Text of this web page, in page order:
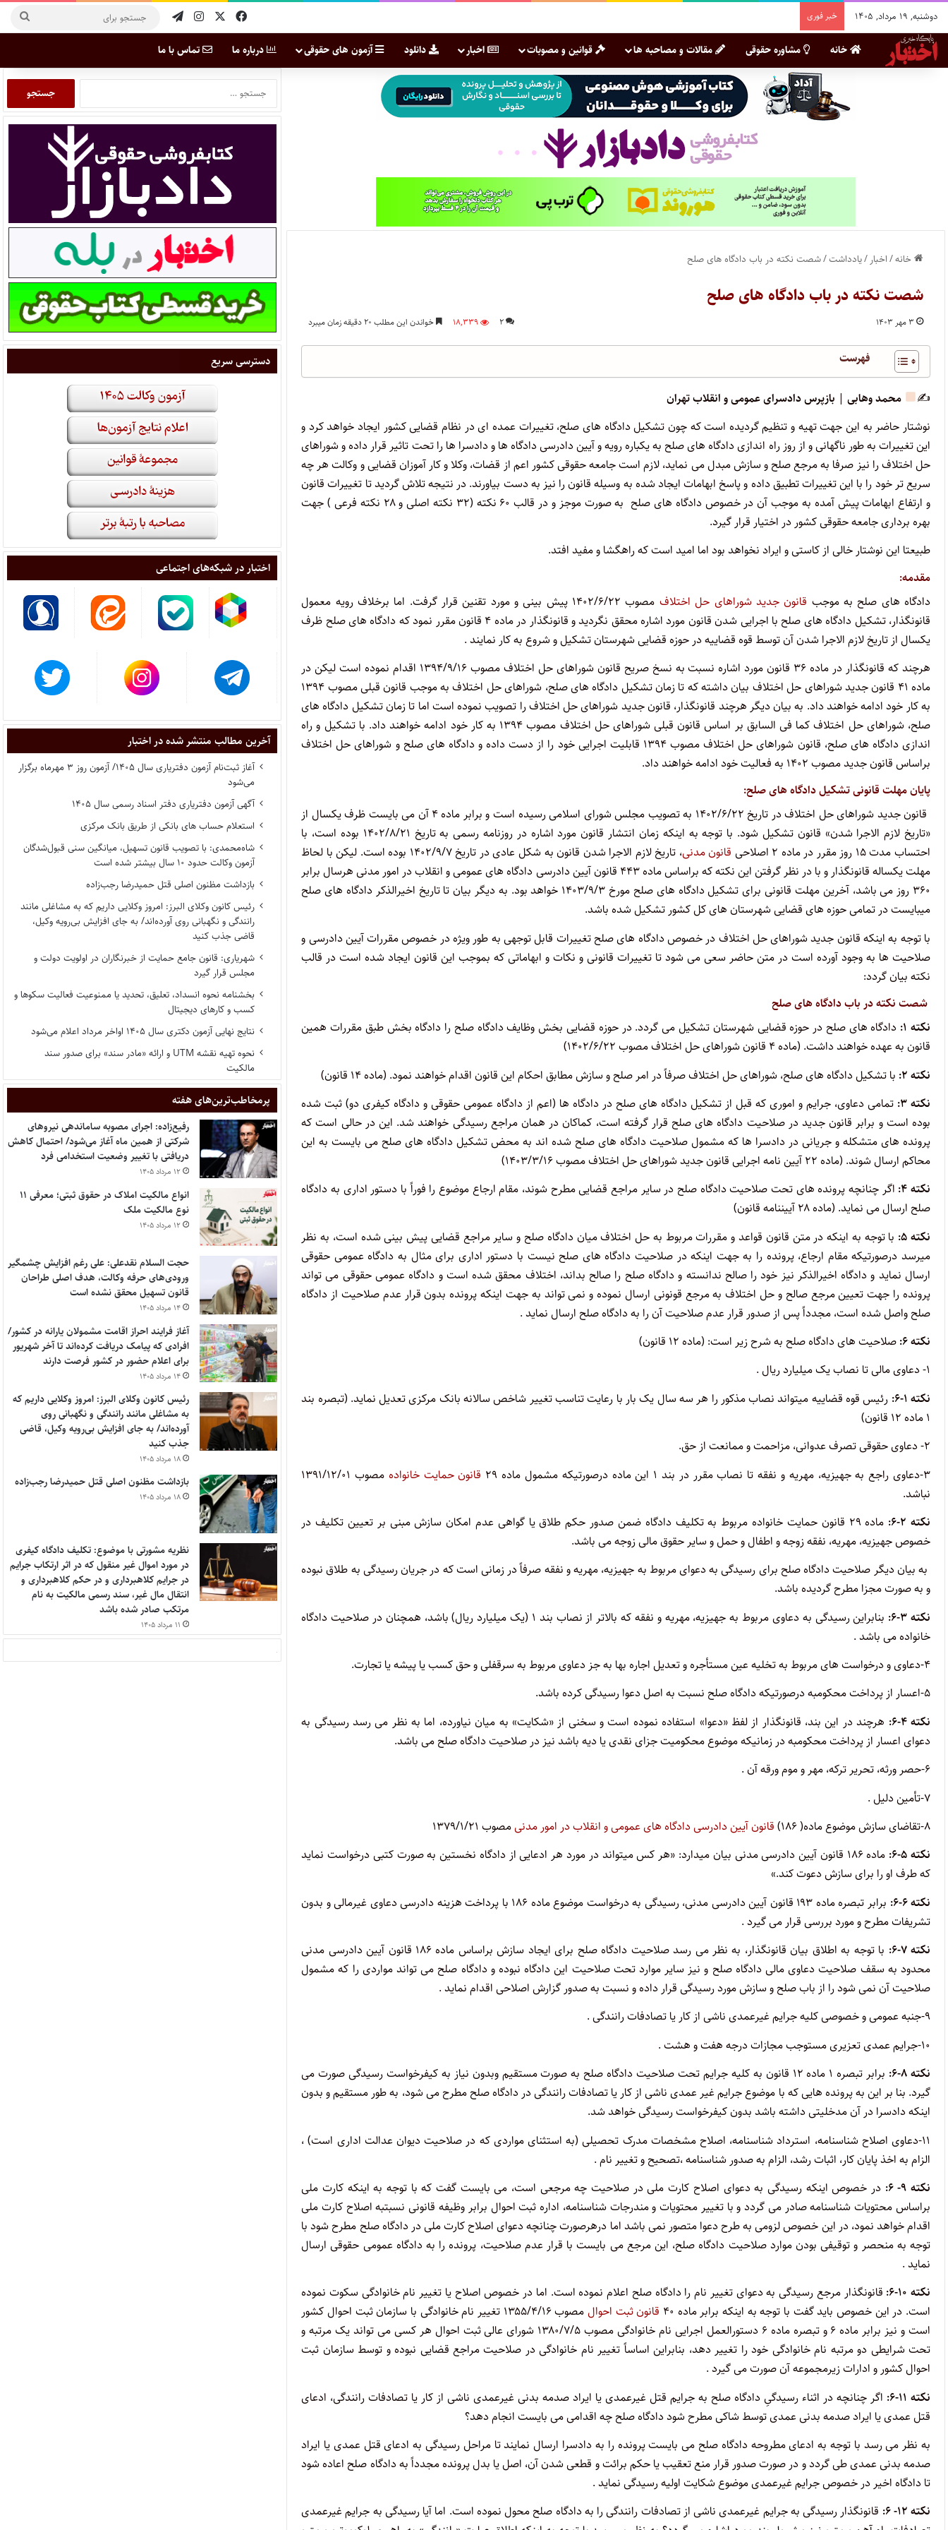
دوشنبه, ۱۹ مرداد, ۱۴۰۵ خبر فوری
خانه مشاوره حقوقی مقالات و مصاحبه ها قوانین و مصوبات اخبار دانلود آزمون های حقوقی درباره ما تماس با ما
خانه/اخبار /یادداشت/شصت نکته در باب دادگاه های صلح
شصت نکته در باب دادگاه های صلح
۳ مهر ۱۴۰۳ ۲ ۱۸,۳۳۹ خواندن این مطلب ۲۰ دقیقه زمان میبرد
فهرست
✍ محمد وهابی | بازپرس دادسرای عمومی و انقلاب تهران
نوشتار حاضر به این جهت تهیه و تنظیم گردیده است که چون تشکیل دادگاه های صلح، تغییرات عمده ای در نظام قضایی کشور ایجاد خواهد کرد و
این تغییرات به طور ناگهانی و از روز راه اندازی دادگاه های صلح به یکباره رویه و آیین دادرسی دادگاه ها و دادسرا ها را تحت تاثیر قرار داده و شوراهای
حل اختلاف را نیز صرفا به مرجع صلح و سازش مبدل می نماید، لازم است جامعه حقوقی کشور اعم از قضات، وکلا و کار آموزان قضایی و وکالت هر چه
سریع تر خود را با این تغییرات تطبیق داده و پاسخ ابهامات ایجاد شده به وسیله قانون را نیز به دست بیاورند. در نتیجه تلاش گردید تا تغییرات قانون
و ارتفاع ابهامات پیش آمده به موجب آن در خصوص دادگاه های صلح به صورت موجز و در قالب ۶۰ نکته (۳۲ نکته اصلی و ۲۸ نکته فرعی ) جهت
بهره برداری جامعه حقوقی کشور در اختیار قرار گیرد.
طبیعتا این نوشتار خالی از کاستی و ایراد نخواهد بود اما امید است که راهگشا و مفید افتد.
مقدمه:
دادگاه های صلح به موجب قانون جدید شوراهای حل اختلاف
مصوب ۱۴۰۲/۶/۲۲ پیش بینی و مورد تقنین قرار گرفت. اما برخلاف رویه معمول
قانونگذار، تشکیل دادگاه های صلح با اجرایی شدن قانون مورد اشاره محقق نگردید و قانونگذار در ماده ۴ قانون مقرر نمود که دادگاه های صلح ظرف
یکسال از تاریخ لازم الاجرا شدن آن توسط قوه قضاییه در حوزه قضایی شهرستان تشکیل و شروع به کار نمایند .
هرچند که قانونگذار در ماده ۳۶ قانون مورد اشاره نسبت به نسخ صریح قانون شوراهای حل اختلاف مصوب ۱۳۹۴/۹/۱۶ اقدام نموده است لیکن در
ماده ۴۱ قانون جدید شوراهای حل اختلاف بیان داشته که تا زمان تشکیل دادگاه های صلح، شوراهای حل اختلاف به موجب قانون قبلی مصوب ۱۳۹۴
به کار خود ادامه خواهند داد. به بیان دیگر هرچند قانونگذار، قانون جدید شوراهای حل اختلاف را تصویب نموده است اما تا زمان تشکیل دادگاه های
صلح، شوراهای حل اختلاف کما فی السابق بر اساس قانون قبلی شوراهای حل اختلاف مصوب ۱۳۹۴ به کار خود ادامه خواهند داد. با تشکیل و راه
اندازی دادگاه های صلح، قانون شوراهای حل اختلاف مصوب ۱۳۹۴ قابلیت اجرایی خود را از دست داده و دادگاه های صلح و شوراهای حل اختلاف
براساس قانون جدید مصوب ۱۴۰۲ به فعالیت خود ادامه خواهند داد.
پایان مهلت قانونی تشکیل دادگاه های صلح:
قانون جدید شوراهای حل اختلاف در تاریخ ۱۴۰۲/۶/۲۲ به تصویب مجلس شورای اسلامی رسیده است و برابر ماده ۴ آن می بایست ظرف یکسال از
«تاریخ لازم الاجرا شدن» قانون تشکیل شود. با توجه به اینکه زمان انتشار قانون مورد اشاره در روزنامه رسمی به تاریخ ۱۴۰۲/۸/۲۱ بوده است، با
احتساب مدت ۱۵ روز مقرر در ماده ۲ اصلاحی
قانون مدنی
، تاریخ لازم الاجرا شدن قانون به شکل عادی در تاریخ ۱۴۰۲/۹/۷ بوده است. لیکن با لحاظ
مهلت یکساله قانونگذار و با در نظر گرفتن این نکته که براساس ماده ۴۴۳ قانون آیین دادرسی دادگاه های عمومی و انقلاب در امور مدنی هرسال برابر
۳۶۰ روز می باشد، آخرین مهلت قانونی برای تشکیل دادگاه های صلح مورخ ۱۴۰۳/۹/۳ خواهد بود. به دیگر بیان تا تاریخ اخیرالذکر دادگاه های صلح
میبایست در تمامی حوزه های قضایی شهرستان های کل کشور تشکیل شده باشد.
با توجه به اینکه قانون جدید شوراهای حل اختلاف در خصوص دادگاه های صلح تغییرات قابل توجهی به طور ویژه در خصوص مقررات آیین دادرسی و
صلاحیت ها به وجود آورده است در متن حاضر سعی می شود تا تغییرات قانونی و نکات و ابهاماتی که بموجب این قانون ایجاد شده است در قالب
نکته بیان گردد:
شصت نکته در باب دادگاه های صلح
نکته ۱:
دادگاه های صلح در حوزه قضایی شهرستان تشکیل می گردد. در حوزه قضایی بخش وظایف دادگاه صلح را دادگاه بخش طبق مقررات همین
قانون به عهده خواهند داشت. (ماده ۴ قانون شوراهای حل اختلاف مصوب ۱۴۰۲/۶/۲۲)
نکته ۲:
با تشکیل دادگاه های صلح، شوراهای حل اختلاف صرفاً در امر صلح و سازش مطابق احکام این قانون اقدام خواهند نمود. (ماده ۱۴ قانون)
نکته ۳:
تمامی دعاوی، جرایم و اموری که قبل از تشکیل دادگاه های صلح در دادگاه ها (اعم از دادگاه عمومی حقوقی و دادگاه کیفری دو) ثبت شده
بوده است و برابر قانون جدید در صلاحیت دادگاه های صلح قرار گرفته است، کماکان در همان مراجع رسیدگی خواهند شد. این در حالی است که
پرونده های متشکله و جریانی در دادسرا ها که مشمول صلاحیت دادگاه های صلح شده اند به محض تشکیل دادگاه های صلح می بایست به این
محاکم ارسال شوند. (ماده ۲۲ آیین نامه اجرایی قانون جدید شوراهای حل اختلاف مصوب ۱۴۰۳/۳/۱۶)
نکته ۴:
اگر چنانچه پرونده های تحت صلاحیت دادگاه صلح در سایر مراجع قضایی مطرح شوند، مقام ارجاع موضوع را فوراً با دستور اداری به دادگاه
صلح ارسال می نماید. (ماده ۲۸ آییننامه قانون)
نکته ۵:
با توجه به اینکه در متن قانون قواعد و مقررات مربوط به حل اختلاف میان دادگاه صلح و سایر مراجع قضایی پیش بینی شده است، به نظر
میرسد درصورتیکه مقام ارجاع، پرونده را به جهت اینکه در صلاحیت دادگاه های صلح نیست با دستور اداری برای مثال به دادگاه عمومی حقوقی
ارسال نماید و دادگاه اخیرالذکر نیز خود را صالح ندانسته و دادگاه صلح را صالح بداند، اختلاف محقق شده است و دادگاه عمومی حقوقی می تواند
پرونده را جهت تعیین مرجع صالح و حل اختلاف به مرجع قونونی ارسال نموده و نمی تواند به جهت اینکه پرونده بدون قرار عدم صلاحیت از دادگاه
صلح واصل شده است، مجدداً پس از صدور قرار عدم صلاحیت آن را به دادگاه صلح ارسال نماید .
نکته ۶:
صلاحیت های دادگاه صلح به شرح زیر است: (ماده ۱۲ قانون)
۱- دعاوی مالی تا نصاب یک میلیارد ریال .
نکته ۱-۶:
رئیس قوه قضاییه میتواند نصاب مذکور را هر سه سال یک بار با رعایت تناسب تغییر شاخص سالانه بانک مرکزی تعدیل نماید. (تبصره بند
۱ ماده ۱۲ قانون)
۲- دعاوی حقوقی تصرف عدوانی، مزاحمت و ممانعت از حق.
۳-دعاوی راجع به جهیزیه، مهریه و نفقه تا نصاب مقرر در بند ۱ این ماده درصورتیکه مشمول ماده ۲۹
قانون حمایت خانواده
مصوب ۱۳۹۱/۱۲/۰۱
نباشد.
نکته ۲-۶:
ماده ۲۹ قانون حمایت خانواده مربوط به تکلیف دادگاه ضمن صدور حکم طلاق یا گواهی عدم امکان سازش مبنی بر تعیین تکلیف در
خصوص جهیزیه، مهریه، نفقه زوجه و اطفال و حمل و سایر حقوق مالی زوجه می باشد.
به بیان دیگر صلاحیت دادگاه صلح برای رسیدگی به دعوای مربوط به جهیزیه، مهریه و نفقه صرفاً در زمانی است که در جریان رسیدگی به طلاق نبوده
و به صورت مجزا مطرح گردیده باشد.
نکته ۳-۶:
بنابراین رسیدگی به دعاوی مربوط به جهیزیه، مهریه و نفقه که بالاتر از نصاب بند ۱ (یک میلیارد ریال) باشد، همچنان در صلاحیت دادگاه
خانواده می باشد .
۴-دعاوی و درخواست های مربوط به تخلیه عین مستأجره و تعدیل اجاره بها به جز دعاوی مربوط به سرقفلی و حق کسب یا پیشه یا تجارت.
۵-اعسار از پرداخت محکومبه درصورتیکه دادگاه صلح نسبت به اصل دعوا رسیدگی کرده باشد.
نکته ۴-۶:
هرچند در این بند، قانونگذار از لفظ «دعوا» استفاده نموده است و سخنی از «شکایت» به میان نیاورده، اما به نظر می رسد رسیدگی به
دعوای اعسار از پرداخت محکومبه در زمانیکه موضوع محکومیت جزای نقدی یا دیه باشد نیز در صلاحیت دادگاه صلح می باشد.
۶-حصر ورثه، تحریر ترکه، مهر و موم ورقه آن .
۷-تأمین دلیل .
۸-تقاضای سازش موضوع ماده( ۱۸۶)
قانون آیین دادرسی دادگاه های عمومی و انقلاب در امور مدنیمصوب ۱۳۷۹/۱/۲۱
نکته ۵-۶:
ماده ۱۸۶ قانون آیین دادرسی مدنی بیان میدارد: «هر کس میتواند در مورد هر ادعایی از دادگاه نخستین به صورت کتبی درخواست نماید
که طرف او را برای سازش دعوت کند.»
نکته ۶-۶:
برابر تبصره ماده ۱۹۳ قانون آیین دادرسی مدنی، رسیدگی به درخواست موضوع ماده ۱۸۶ با پرداخت هزینه دادرسی دعاوی غیرمالی و بدون
تشریفات مطرح و مورد بررسی قرار می گیرد .
نکته ۷-۶:
با توجه به اطلاق بیان قانونگذار، به نظر می رسد صلاحیت دادگاه صلح برای ایجاد سازش براساس ماده ۱۸۶ قانون آیین دادرسی مدنی
محدود به سقف صلاحیت دعاوی مالی دادگاه صلح و نیز سایر موارد تحت صلاحیت این دادگاه نبوده و دادگاه صلح می تواند مواردی را که مشمول
صلاحیت آن نمی شود را از باب صلح و سازش مورد رسیدگی قرار داده و نسبت به صدور گزارش اصلاحی اقدام نماید .
۹-جنبه عمومی و خصوصی کلیه جرایم غیرعمدی ناشی از کار یا تصادفات رانندگی .
۱۰-جرایم عمدی تعزیری مستوجب مجازات درجه هفت و هشت .
نکته ۸-۶:
برابر تبصره ۱ ماده ۱۲ قانون به کلیه جرایم تحت صلاحیت دادگاه صلح به صورت مستقیم وبدون نیاز به کیفرخواست رسیدگی صورت می
گیرد. بنا بر این به پرونده هایی که با موضوع جرایم غیر عمدی ناشی از کار یا تصادفات رانندگی در دادگاه صلح مطرح می شود، به طور مستقیم و بدون
اینکه دادسرا در آن مدخلیتی داشته باشد بدون کیفرخواست رسیدگی خواهد شد.
۱۱-دعاوی اصلاح شناسنامه، استرداد شناسنامه، اصلاح مشخصات مدرک تحصیلی (به استثنای مواردی که در صلاحیت دیوان عدالت اداری است) ،
الزام به اخذ پایان کار، اثبات رشد، الزام به صدور شناسنامه ،تصحیح و تغییر نام .
نکته ۹- ۶:
در خصوص اینکه رسیدگی به دعوای اصلاح کارت ملی در صلاحیت چه مرجعی است، می بایست گفت که با توجه به اینکه کارت ملی
براساس محتویات شناسنامه صادر می گردد و با تغییر محتویات و مندرجات شناسنامه، اداره ثبت احوال برابر وظیفه قانونی نسبتبه اصلاح کارت ملی
اقدام خواهد نمود، در این خصوص لزومی به طرح دعوا متصور نمی باشد اما درهرصورت چنانچه دعوای اصلاح کارت ملی در دادگاه صلح مطرح شود با
توجه به منحصر و توقیفی بودن موارد صلاحیت دادگاه صلح، این مرجع می بایست با قرار عدم صلاحیت، پرونده را به دادگاه عمومی حقوقی ارسال
نماید .
نکته ۱۰-۶:
قانونگذار مرجع رسیدگی به دعوای تغییر نام را دادگاه صلح اعلام نموده است. اما در خصوص اصلاح یا تغییر نام خانوادگی سکوت نموده
است. در این خصوص باید گفت با توجه به اینکه برابر ماده ۴۰
قانون ثبت احوال
مصوب ۱۳۵۵/۴/۱۶ تغییر نام خانوادگی با سازمان ثبت احوال کشور
است و نیز برابر ماده ۶ و تبصره ماده ۶ دستورالعمل اجرایی نام خانوادگی مصوب ۱۳۸۰/۷/۵ شورای عالی ثبت احوال هر کسی می تواند یک مرتبه و
تحت شرایطی دو مرتبه نام خانوادگی خود را تغییر دهد، بنابراین اساساً تغییر نام خانوادگی در صلاحیت مراجع قضایی نبوده و توسط سازمان ثبت
احوال کشور و ادارات زیرمجموعه آن صورت می گیرد .
نکته ۱۱-۶:
اگر چنانچه در اثناء رسیدگیِ دادگاه صلح به جرایم قتل غیرعمدی یا ایراد صدمه بدنی غیرعمدی ناشی از کار یا تصادفات رانندگی، ادعای
قتل عمدی یا ایراد صدمه بدنی عمدی توسط شاکی مطرح شود دادگاه صلح چه اقدامی می بایست انجام دهد؟
به نظر می رسد با توجه به ادعای مطروحه دادگاه صلح می بایست پرونده را به دادسرا ارسال نمایند تا مراحل رسیدگی به ادعای قتل عمدی یا ایراد
صدمه بدنی عمدی طی گردد و در صورت صدور قرار منع تعقیب یا حکم برائت و قطعی شدن آن، اصل یا بدل پرونده مجدداً به دادگاه صلح اعاده شود
تا دادگاه اخیر در خصوص جرایم غیرعمدی موضوع شکایت اولیه رسیدگی نماید .
نکته ۱۲- ۶:
قانونگذار رسیدگی به جرایم غیرعمدی ناشی از تصادفات رانندگی را به دادگاه صلح محول نموده است. اما آیا رسیدگی به جرایم غیرعمدی
دسترسی سریع
اختبار در شبکه‌های اجتماعی
آخرین مطالب منتشر شده در اختبار
آغاز ثبت‌نام آزمون دفتریاری سال ۱۴۰۵/ آزمون روز ۳ مهرماه برگزار
می‌شود
آگهی آزمون دفتریاری دفتر اسناد رسمی سال ۱۴۰۵
استعلام حساب های بانکی از طریق بانک مرکزی
شاه‌محمدی: با تصویب قانون تسهیل، میانگین سنی قبول‌شدگان
آزمون وکالت حدود ۱۰ سال بیشتر شده است
بازداشت مظنون اصلی قتل حمیدرضا رجب‌زاده
رئیس کانون وکلای البرز: امروز وکلایی داریم که به مشاغلی مانند
رانندگی و نگهبانی روی آورده‌اند/ به جای افزایش بی‌رویه وکیل،
قاضی جذب کنید
شهریاری: قانون جامع حمایت از خبرنگاران در اولویت دولت و
مجلس قرار گیرد
بخشنامه نحوه انسداد، تعلیق، تحدید یا ممنوعیت فعالیت سکوها و
کسب و کارهای دیجیتال
نتایج نهایی آزمون دکتری سال ۱۴۰۵ اواخر مرداد اعلام می‌شود
نحوه تهیه نقشه UTM و ارائه «مادر سند» برای صدور سند
مالکیت
پر‌مخاطب‌ترین‌های هفته
رفیع‌زاده: اجرای مصوبه ساماندهی نیروهای
شرکتی از همین ماه آغاز می‌شود/ احتمال کاهش
دریافتی با تغییر وضعیت استخدامی فرد
۱۲ مرداد ۱۴۰۵
انواع مالکیت املاک در حقوق ثبتی؛ معرفی ۱۱
نوع مالکیت ملک
۱۲ مرداد ۱۴۰۵
حجت السلام نقدعلی: علی رغم افزایش چشمگیر
ورودی‌های حرفه وکالت، هدف اصلی طراحان
قانون تسهیل محقق نشده است
۱۴ مرداد ۱۴۰۵
آغاز فرایند احراز اقامت مشمولان یارانه در کشور/
افرادی که پیامک دریافت کرده‌اند تا آخر شهریور
برای اعلام حضور در کشور فرصت دارند
۱۴ مرداد ۱۴۰۵
رئیس کانون وکلای البرز: امروز وکلایی داریم که
به مشاغلی مانند رانندگی و نگهبانی روی
آورده‌اند/ به جای افزایش بی‌رویه وکیل، قاضی
جذب کنید
۱۸ مرداد ۱۴۰۵
بازداشت مظنون اصلی قتل حمیدرضا رجب‌زاده
۱۸ مرداد ۱۴۰۵
نظریه مشورتی با موضوع: تکلیف دادگاه کیفری
در مورد اموال غیر منقول که در اثر ارتکاب جرایم
در جرایم کلاهبرداری و در حکم کلاهبرداری و
انتقال مال غیر، سند رسمی مالکیت به نام
مرتکب صادر شده باشد
۱۱ مرداد ۱۴۰۵